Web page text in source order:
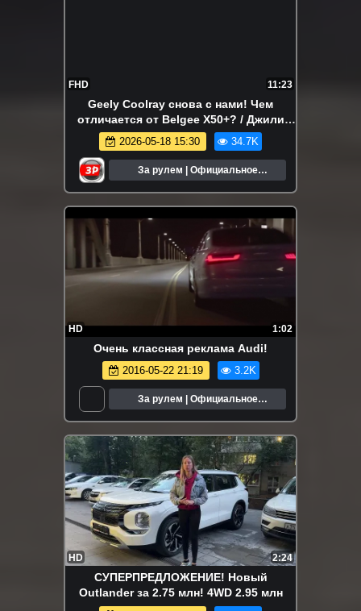
FHD 11:23
Geely Coolray снова с нами! Чем
отличается от Belgee X50+? / Джили
Кулрей
2026-05-18 15:30 34.7K
За рулем | Официальное
сообщество
HD 1:02
Очень классная реклама Audi!
2016-05-22 21:19 3.2K
За рулем | Официальное
HD 2:24
СУПЕРПРЕДЛОЖЕНИЕ! Новый
Outlander за 2.75 млн! 4WD 2.95 млн